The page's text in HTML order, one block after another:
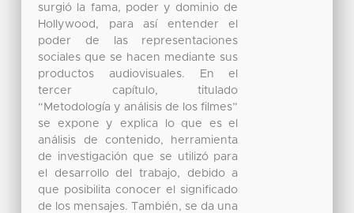
surgió la fama, poder y dominio de
Hollywood, para así entender el
poder de las representaciones
sociales que se hacen mediante sus
productos audiovisuales. En el
tercer capítulo, titulado
“Metodología y análisis de los filmes”
se expone y explica lo que es el
análisis de contenido, herramienta
de investigación que se utilizó para
el desarrollo del trabajo, debido a
que posibilita conocer el significado
de los mensajes. También, se da una